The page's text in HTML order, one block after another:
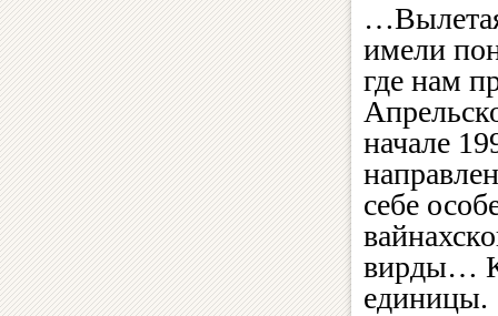
имели
где нам
начале
себе
вирды…
единицы.